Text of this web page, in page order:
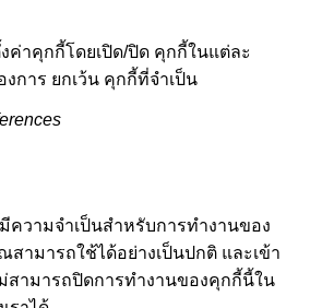
ค่าคุกกี้โดยเปิด/ปิด คุกกี้ในแต่ละ
การ ยกเว้น คุกกี้ที่จำเป็น
ความจำเป็นสำหรับการทำงานของ
สามารถใช้ได้อย่างเป็นปกติ และเข้า
สามารถปิดการทำงานของคุกกี้นี้ใน